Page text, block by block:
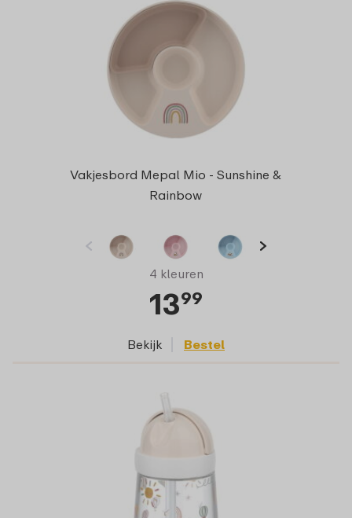
Vakjesbord Mepal Mio - Sunshine &
Rainbow
4 kleuren
1399
Bekijk Bestel